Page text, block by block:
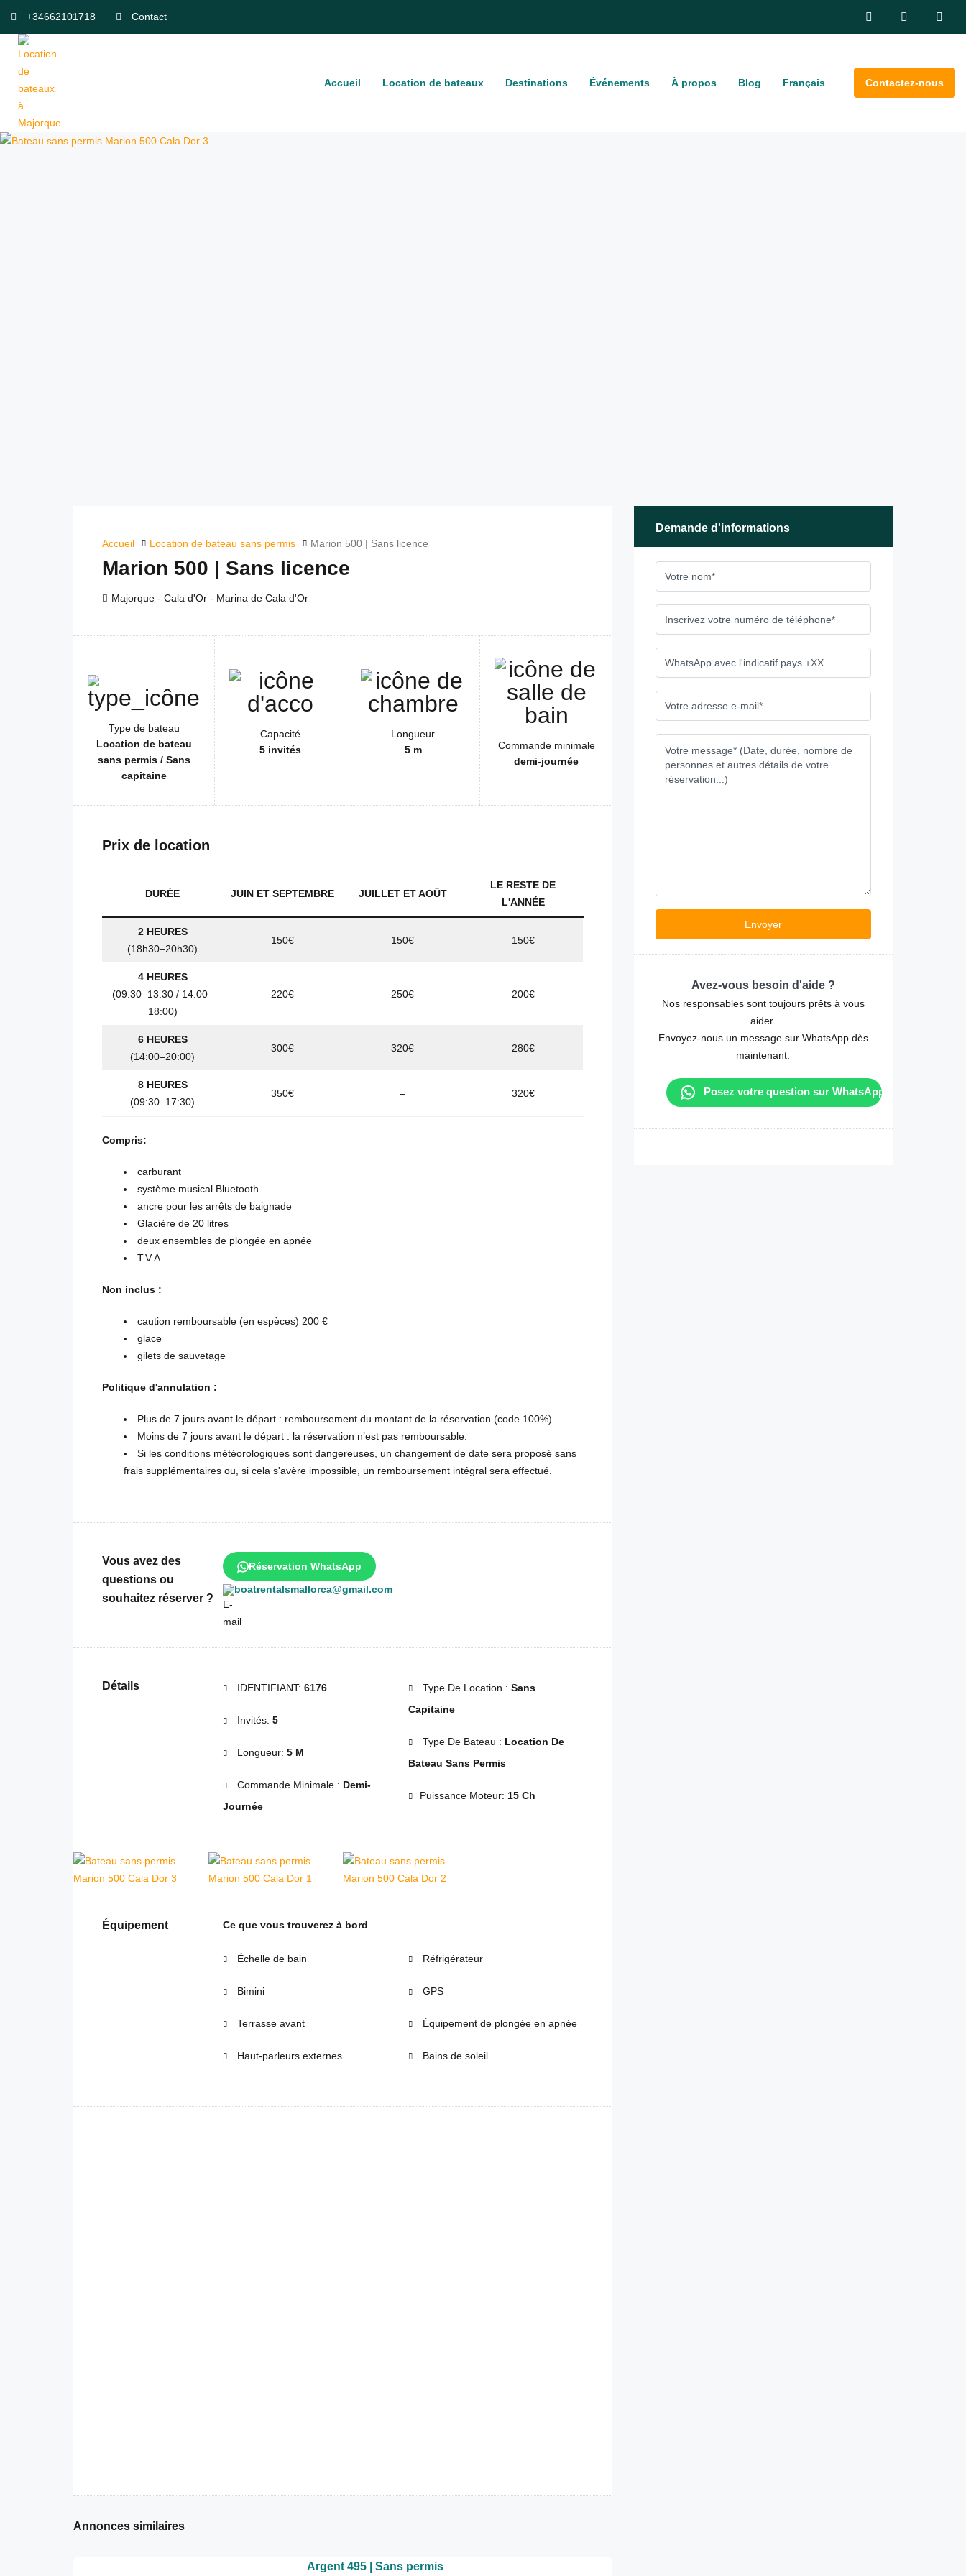
+34662101718 Contact
Accueil Location de bateaux Destinations Événements À propos Blog Français Contactez-nous
Accueil Location de bateau sans permis Marion 500 | Sans licence
Marion 500 | Sans licence
Majorque - Cala d'Or - Marina de Cala d'Or
Type de bateau
Location de bateau
sans permis / Sans
capitaine
Capacité
5 invités
Longueur
5 m
Commande minimale
demi-journée
Prix de location
DURÉE JUIN ET SEPTEMBRE JUILLET ET AOÛT
LE RESTE DE
L'ANNÉE
2 HEURES
(18h30–20h30)
150€ 150€ 150€
4 HEURES
(09:30–13:30 / 14:00–
18:00)
220€ 250€ 200€
6 HEURES
(14:00–20:00)
300€ 320€ 280€
8 HEURES
(09:30–17:30)
350€ – 320€
Compris:
carburant
système musical Bluetooth
ancre pour les arrêts de baignade
Glacière de 20 litres
deux ensembles de plongée en apnée
T.V.A.
Non inclus :
caution remboursable (en espèces) 200 €
glace
gilets de sauvetage
Politique d'annulation :
Plus de 7 jours avant le départ : remboursement du montant de la réservation (code 100%).
Moins de 7 jours avant le départ : la réservation n’est pas remboursable.
Si les conditions météorologiques sont dangereuses, un changement de date sera proposé sans
frais supplémentaires ou, si cela s'avère impossible, un remboursement intégral sera effectué.
Vous avez des
questions ou
souhaitez réserver ?
Réservation WhatsApp
boatrentalsmallorca@gmail.com
Détails IDENTIFIANT: 6176
Invités: 5
Longueur: 5 M
Commande Minimale : Demi-
Journée
Type De Location : Sans
Capitaine
Type De Bateau : Location De
Bateau Sans Permis
Puissance Moteur: 15 Ch
Équipement Ce que vous trouverez à bord
Échelle de bain
Bimini
Terrasse avant
Haut-parleurs externes
Réfrigérateur
GPS
Équipement de plongée en apnée
Bains de soleil
Annonces similaires
Argent 495 | Sans permis
Demande d'informations
Avez-vous besoin d'aide ?
Nos responsables sont toujours prêts à vous
aider.
Envoyez-nous un message sur WhatsApp dès
maintenant.
Posez votre question sur WhatsApp